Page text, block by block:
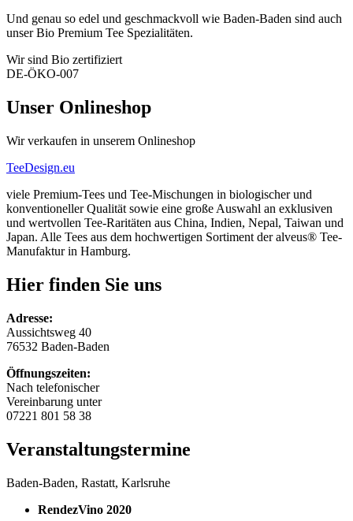
Und genau so edel und geschmackvoll wie Baden-Baden sind auch
unser Bio Premium Tee Spezialitäten.
Wir sind Bio zertifiziert
DE-ÖKO-007
Unser Onlineshop
Wir verkaufen in unserem Onlineshop
TeeDesign.eu
viele Premium-Tees und Tee-Mischungen in biologischer und
konventioneller Qualität sowie eine große Auswahl an exklusiven
und wertvollen Tee-Raritäten aus China, Indien, Nepal, Taiwan und
Japan. Alle Tees aus dem hochwertigen Sortiment der alveus® Tee-
Manufaktur in Hamburg.
Hier finden Sie uns
Adresse:
Aussichtsweg 40
76532 Baden-Baden
Öffnungszeiten:
Nach telefonischer
Vereinbarung unter
07221 801 58 38
Veranstaltungstermine
Baden-Baden, Rastatt, Karlsruhe
RendezVino 2020